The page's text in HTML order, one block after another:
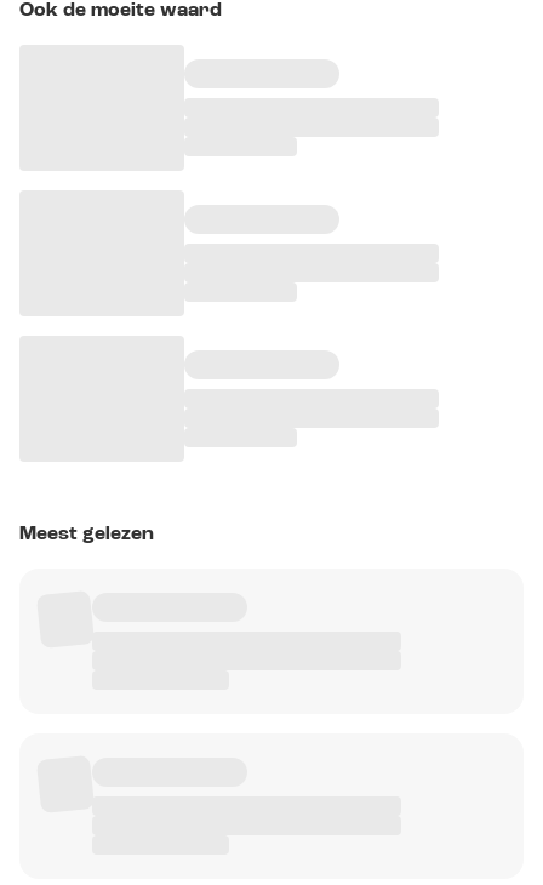
Ook de moeite waard
Meest gelezen